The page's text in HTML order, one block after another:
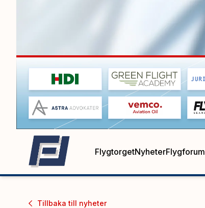
FlygtorgetNyheterFlygforum
Tillbaka till nyheter